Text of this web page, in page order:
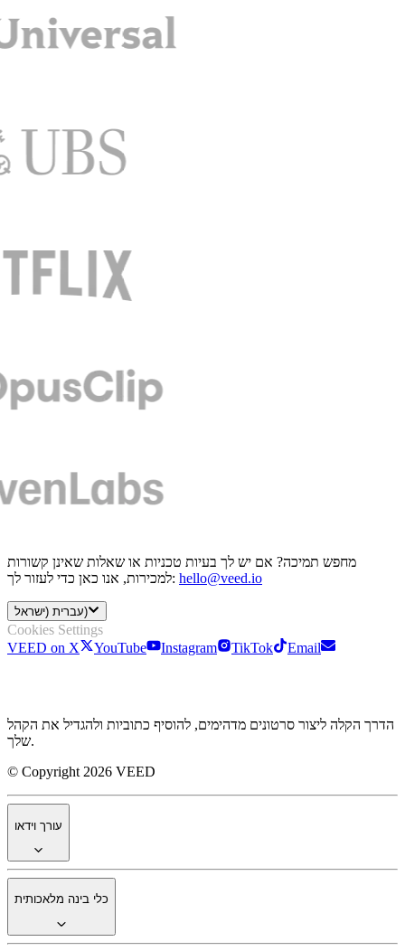
מחפש תמיכה? אם יש לך בעיות טכניות או שאלות שאינן קשורות
למכירות, אנו כאן כדי לעזור לך: hello@veed.io
עברית (ישראל)
Cookies Settings
VEED on X
YouTube Instagram TikTok Email
הדרך הקלה ליצור סרטונים מדהימים, להוסיף כתוביות ולהגדיל את הקהל
שלך.
© Copyright 2026 VEED
עורך וידאו
כלי בינה מלאכותית